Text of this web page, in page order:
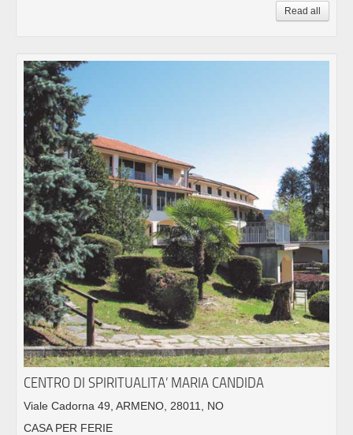
Read all
CENTRO DI SPIRITUALITA’ MARIA CANDIDA
Viale Cadorna 49, ARMENO, 28011, NO
CASA PER FERIE